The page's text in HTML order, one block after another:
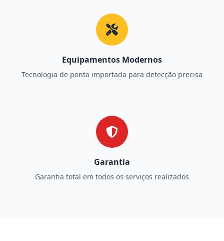
Equipamentos Modernos
Tecnologia de ponta importada para detecção precisa
Garantia
Garantia total em todos os serviços realizados